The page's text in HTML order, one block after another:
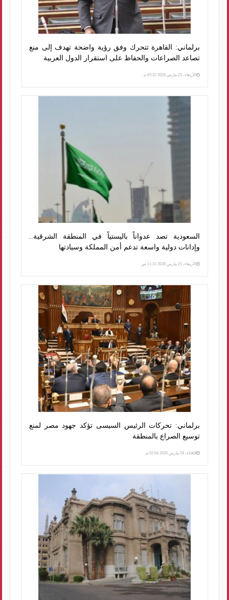
برلماني: القاهرة تتحرك وفق رؤية واضحة تهدف إلى منع
تصاعد الصراعات والحفاظ على استقرار الدول العربية
الأربعاء، 25 مارس 2026 05:32 م
السعودية تصد عدواناً باليستياً في المنطقة الشرقية..
وإدانات دولية واسعة تدعم أمن المملكة وسيادتها
الأربعاء، 25 مارس 2026 11:31 ص
برلماني: تحركات الرئيس السيسى تؤكد جهود مصر لمنع
توسيع الصراع بالمنطقة
الثلاثاء، 24 مارس 2026 02:04 م